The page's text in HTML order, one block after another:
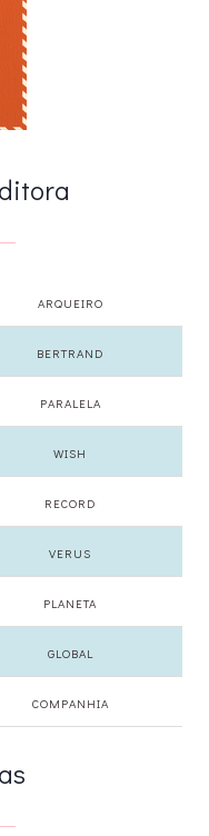
ARQUEIRO
BERTRAND
PARALELA
WISH
RECORD
VERUS
PLANETA
GLOBAL
COMPANHIA